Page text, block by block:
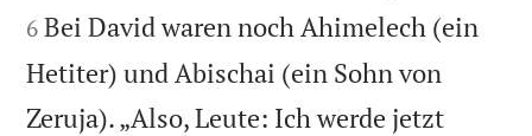
6 Bei David waren noch Ahimelech (ein
Hetiter) und Abischai (ein Sohn von
Zeruja). „Also, Leute: Ich werde jetzt